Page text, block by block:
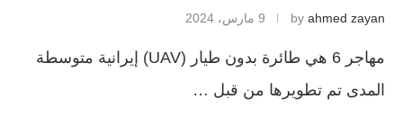
by ahmed zayan 9 مارس، 2024
مهاجر 6 هي طائرة بدون طيار (UAV) إيرانية متوسطة
المدى تم تطويرها من قبل …